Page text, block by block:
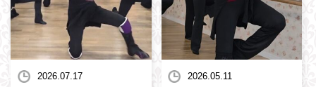
2026.07.17 2026.05.11